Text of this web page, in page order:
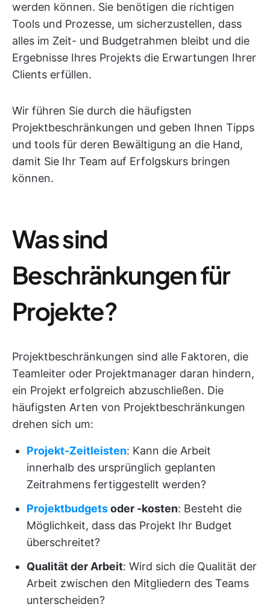
werden können. Sie benötigen die richtigen
Tools und Prozesse, um sicherzustellen, dass
alles im Zeit- und Budgetrahmen bleibt und die
Ergebnisse Ihres Projekts die Erwartungen Ihrer
Clients erfüllen.
Wir führen Sie durch die häufigsten
Projektbeschränkungen und geben Ihnen Tipps
und tools für deren Bewältigung an die Hand,
damit Sie Ihr Team auf Erfolgskurs bringen
können.
Was sind
Beschränkungen für
Projekte?
Projektbeschränkungen sind alle Faktoren, die
Teamleiter oder Projektmanager daran hindern,
ein Projekt erfolgreich abzuschließen. Die
häufigsten Arten von Projektbeschränkungen
drehen sich um:
Projekt-Zeitleisten: Kann die Arbeit
innerhalb des ursprünglich geplanten
Zeitrahmens fertiggestellt werden?
Projektbudgetsoder -kosten: Besteht die
Möglichkeit, dass das Projekt Ihr Budget
überschreitet?
Qualität der Arbeit: Wird sich die Qualität der
Arbeit zwischen den Mitgliedern des Teams
unterscheiden?